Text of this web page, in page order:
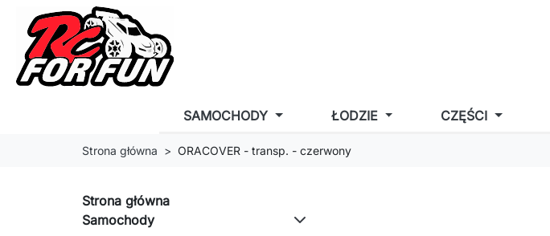
SAMOCHODY ŁODZIE CZĘŚCI
Strona główna ORACOVER - transp. - czerwony
Strona główna
Samochody